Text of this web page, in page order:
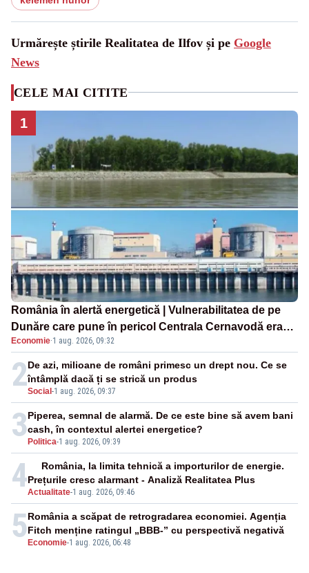
Urmărește știrile Realitatea de Ilfov și pe Google
News
CELE MAI CITITE
1
România în alertă energetică | Vulnerabilitatea de pe
Dunăre care pune în pericol Centrala Cernavodă era
cunoscută de pe vremea lui Ceaușescu
Economie·1 aug. 2026, 09:32
2Social -1 aug. 2026, 09:37
De azi, milioane de români primesc un drept nou. Ce se
întâmplă dacă ți se strică un produs
3 Politica-1 aug. 2026, 09:39
Piperea, semnal de alarmă. De ce este bine să avem bani
cash, în contextul alertei energetice?
4Actualitate-1 aug. 2026, 09:46
România, la limita tehnică a importurilor de energie.
Prețurile cresc alarmant - Analiză Realitatea Plus
5 Economie-1 aug. 2026, 06:48
România a scăpat de retrogradarea economiei. Agenția
Fitch menține ratingul „BBB-” cu perspectivă negativă